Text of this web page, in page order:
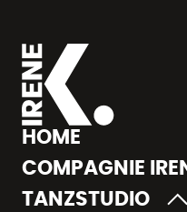
Standort
Tanzrichtung
HOME
COMPAGNIE
TANZSTUDIO